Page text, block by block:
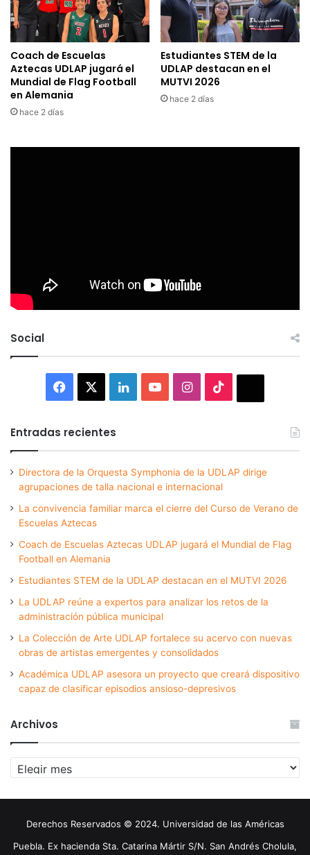
Coach de Escuelas
Aztecas UDLAP jugará el
Mundial de Flag Football
en Alemania
hace 2 días
Estudiantes STEM de la
UDLAP destacan en el
MUTVI 2026
hace 2 días
Social
Facebook LinkedInYouTubeInstagram
Entradas recientes
Directora de la Orquesta Symphonia de la UDLAP dirige
agrupaciones de talla nacional e internacional
La convivencia familiar marca el cierre del Curso de Verano de
Escuelas Aztecas
Coach de Escuelas Aztecas UDLAP jugará el Mundial de Flag
Football en Alemania
Estudiantes STEM de la UDLAP destacan en el MUTVI 2026
La UDLAP reúne a expertos para analizar los retos de la
administración pública municipal
La Colección de Arte UDLAP fortalece su acervo con nuevas
obras de artistas emergentes y consolidados
Académica UDLAP asesora un proyecto que creará dispositivo
capaz de clasificar episodios ansioso-depresivos
Archivos
Archivos
Derechos Reservados © 2024. Universidad de las Américas
Puebla. Ex hacienda Sta. Catarina Mártir S/N. San Andrés Cholula,